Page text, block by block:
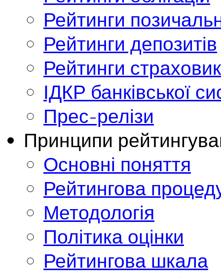
Рейтинги
Рейтинги депозитів
Рейтинги
ІДКР банківської
Прес-релізи
Принципи
Основні поняття
Рейтингова
Методологія
Політика оцінки
Рейтингова шкала